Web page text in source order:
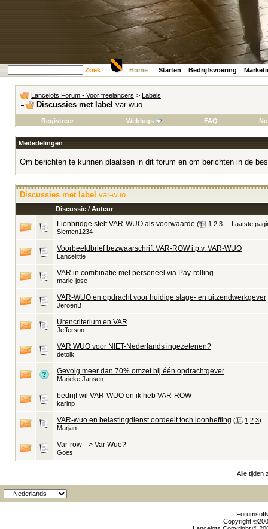
Zoek Home Starten Bedrijfsvoering
Lancelots Forum - Voor freelancers > Labels
Discussies met label var-wuo
Registreer Weblogs FAQ
Mededelingen
Om berichten te kunnen plaatsen in dit forum en om berichten in de
Discussies met label var-wuo
Discussie / Auteur
Lionbridge stelt VAR-WUO als voorwaarde ( 1 2 3
Laatste
Siemen1234
Voorbeeldbrief bezwaarschrift VAR-ROW i.p.v. VAR-WUO
Lancelittle
VAR in combinatie met personeel via Pay-rolling
marie-jose
VAR-WUO en opdracht voor huidige stage- en uitzendwerkgever
JeroenB
Urencriterium en VAR
Jefferson
VAR WUO voor NIET-Nederlands ingezetenen?
detolk
Gevolg meer dan 70% omzet bij één opdrachtgever
Marieke Jansen
bedrijf wil VAR-WUO en ik heb VAR-ROW
karinp
VAR-wuo en belastingdienst oordeelt toch loonheffing ( 1 2 3)
Marjan
Var-row --> Var Wuo?
Goes
Alle tijden
Copyright